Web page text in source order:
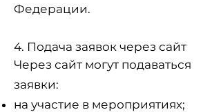
Федерации.
4. Подача заявок через сайт
Через сайт могут подаваться
заявки:
на участие в мероприятиях;